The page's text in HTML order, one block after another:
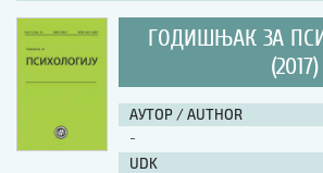
ГОДИШЊАК ЗА
(2017)
АУТОР / AUTHOR
-
UDK